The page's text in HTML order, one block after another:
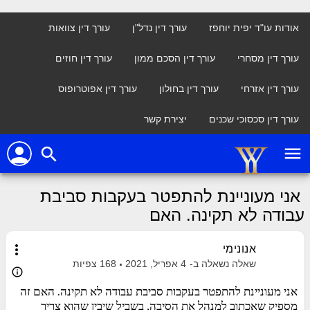
אודות עו"ד יפית יוחפז עורך דין נדל"ן עורך דין צוואות
עורך דין מסחרי עורך דין הסכם ממון עורך דין חוזים
עורך דין אזרחי עורך דין בחולון עורך דין אפוטרופוס
עורך דין סכסוכי שכנים יצירת קשר
menu
search
person
אני מעוניינת להתפטר בעקבות סביבת
עבודה לא תקינה. האם
more_vert אנונימי
שאלה נשאלה ב- 4 אפריל, 2021 168 צפיות
info_outline
אני מעוניינת להתפטר בעקבות סביבת עבודה לא תקינה. האם זה
מספיק שאכתוב למנהל את הסיבה, בשביל שיבין שהוא צריך